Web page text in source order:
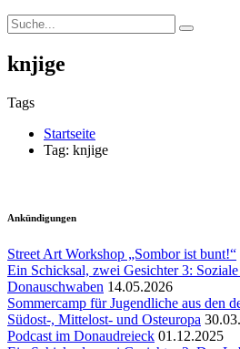
knjige
Tags
Startseite
Tag: knjige
Ankündigungen
Street Art Workshop „Sombor ist bunt!“
Ein Schicksal, zwei Gesichter 3:
Donauschwaben 14.05.2026
Sommercamp für Jugendliche aus den
Südost-, Mittelost- und Osteuropa
Podcast im Donaudreieck 01.12.2025